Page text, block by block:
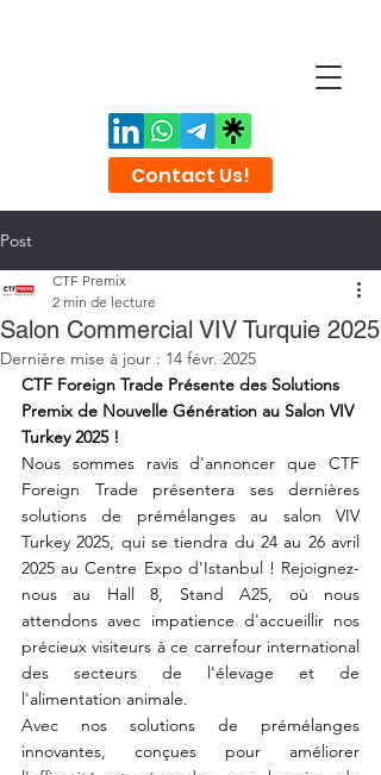
Contact Us!
Post
Salon Commercial VIV Turquie 2025
CTF Premix
2 min de lecture
Dernière mise à jour : 14 févr. 2025
CTF Foreign Trade Présente des Solutions
Premix de Nouvelle Génération au Salon VIV
Turkey 2025 !
Nous sommes ravis d'annoncer que CTF
Foreign Trade présentera ses dernières
solutions de prémélanges au salon VIV
Turkey 2025, qui se tiendra du 24 au 26 avril
2025 au Centre Expo d'Istanbul ! Rejoignez-
nous au Hall 8, Stand A25, où nous
attendons avec impatience d'accueillir nos
précieux visiteurs à ce carrefour international
des secteurs de l'élevage et de
l'alimentation animale.
Avec nos solutions de prémélanges
innovantes, conçues pour améliorer